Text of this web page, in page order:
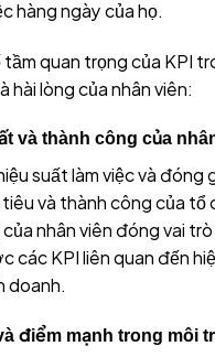
hàng ngày của họ.
quan trọng của KPI
hài lòng của nhân viên:
và thành công của
suất làm việc và đóng
tiêu và thành công của tổ
nhân viên đóng vai
các KPI liên quan đến
doanh.
điểm mạnh trong môi